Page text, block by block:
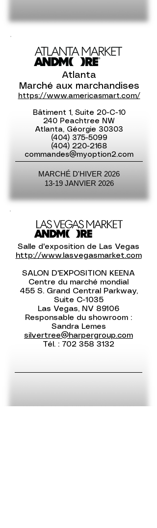
Atlanta
Marché aux marchandises
https://www.americasmart.com/
Bâtiment 1, Suite 20-C-10
240 Peachtree NW
Atlanta, Géorgie 30303
(404) 375-5099
(404) 220-2168
commandes@myoption2.com
MARCHÉ D'HIVER 2026
13-19 JANVIER 2026
Salle d'exposition de Las Vegas
http://www.lasvegasmarket.com
SALON D'EXPOSITION KEENA
Centre du marché mondial
455 S. Grand Central Parkway,
Suite C-1035
Las Vegas, NV 89106
Responsable du showroom :
Sandra Lemes
silvertree@harpergroup.com
Tél. : 702 358 3132